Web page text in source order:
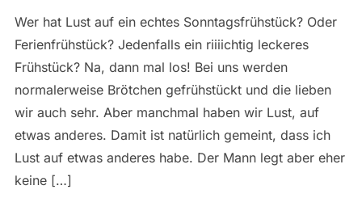
Wer hat Lust auf ein echtes Sonntagsfrühstück? Oder
Ferienfrühstück? Jedenfalls ein riiiichtig leckeres
Frühstück? Na, dann mal los! Bei uns werden
normalerweise Brötchen gefrühstückt und die lieben
wir auch sehr. Aber manchmal haben wir Lust, auf
etwas anderes. Damit ist natürlich gemeint, dass ich
Lust auf etwas anderes habe. Der Mann legt aber eher
keine […]